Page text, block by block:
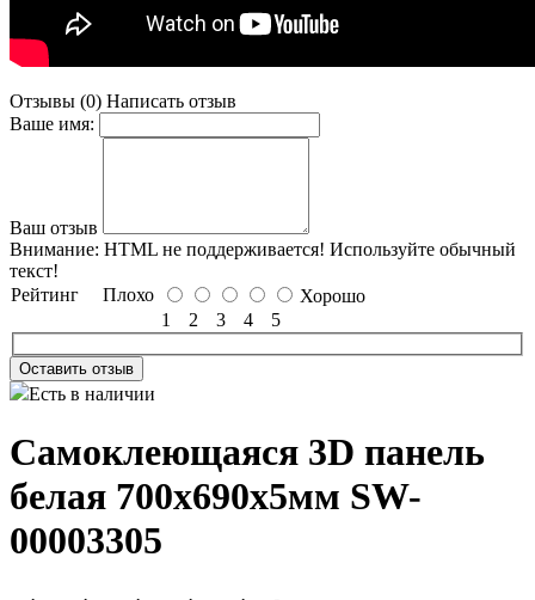
Отзывы (0) Написать отзыв
Ваше имя:
Ваш отзыв
Внимание: HTML не поддерживается! Используйте обычный
текст!
Рейтинг Плохо
Хорошо
1
2 3 4 5
Оставить отзыв
Есть в наличии
Самоклеющаяся 3D панель
белая 700x690x5мм SW-
00003305